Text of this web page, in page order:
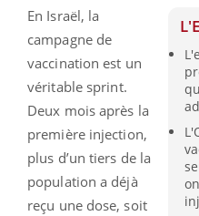
En Israël, la
campagne de
vaccination est un
véritable sprint.
Deux mois après la
première injection,
plus d’un tiers de la
population a déjà
reçu une dose, soit